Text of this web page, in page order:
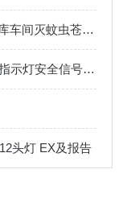
LED灭蚊灯粘诱捕驱蚊器医药化工仓库车间灭蚊虫苍蝇神器
BJQ5110红色信号方位灯LED消防员指示灯安全信号灯磁吸信号灯
头灯 EX及报告